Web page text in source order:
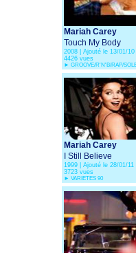
Mariah Carey
Touch My Body
2008 | Ajouté le 13/01/10
4426 vues
► GROOVE/R'N'B/RAP/
Mariah Carey
I Still Believe
1999 | Ajouté le 28/01/11
3723 vues
► VARIETES 90